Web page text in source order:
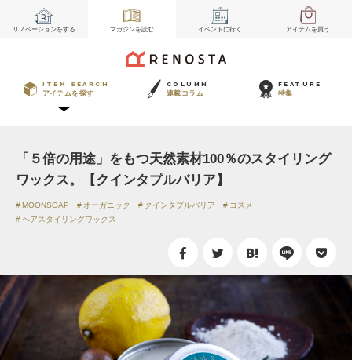
リノベーションをする マガジンを読む イベント に行く アイテムを買う
ITEM SEARCH
アイテムを探す
COLUMN
連載コラム
FEATURE
特集
「５倍の用途」をもつ天然素材100％のスタイリング
ワックス。【クインタプルバリア】
MOONSOAP オーガニック クインタプルバリア
コスメ
ヘアスタイリングワックス